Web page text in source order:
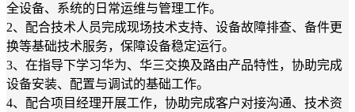
全设备、系统的日常运维与管理工作。
2、配合技术人员完成现场技术支持、设备故障排查、备件更
换等基础技术服务，保障设备稳定运行。
3、在指导下学习华为、华三交换及路由产品特性，协助完成
设备安装、配置与调试的基础工作。
4、配合项目经理开展工作，协助完成客户对接沟通、技术资